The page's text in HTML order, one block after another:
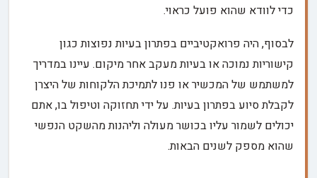
כדי לוודא שהוא פועל כראוי.
לבסוף, היה פרואקטיביים בפתרון בעיות נפוצות כגון
קישוריות נמוכה או בעיות מעקב אחר מיקום. עיינו במדריך
למשתמש של המכשיר או פנו לתמיכת הלקוחות של היצרן
לקבלת סיוע בפתרון בעיות. על ידי תחזוקה וטיפול בו, אתם
יכולים לשמור עליו בכושר מעולה וליהנות מהשקט הנפשי
שהוא מספק לשנים הבאות.